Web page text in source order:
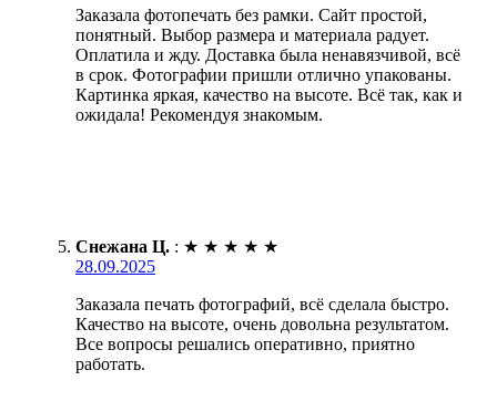
Заказала фотопечать без рамки. Сайт простой,
понятный. Выбор размера и материала радует.
Оплатила и жду. Доставка была ненавязчивой, всё
в срок. Фотографии пришли отлично упакованы.
Картинка яркая, качество на высоте. Всё так, как и
ожидала! Рекомендуя знакомым.
Снежана Ц. : ★ ★ ★ ★ ★
28.09.2025
Заказала печать фотографий, всё сделала быстро.
Качество на высоте, очень довольна результатом.
Все вопросы решались оперативно, приятно
работать.